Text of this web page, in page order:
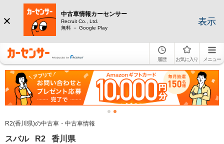
中古車情報カーセンサー
Recruit Co., Ltd.
無料 － Google Play
表示
履歴 お気に入り メニュー
R2(香川県)の中古車・中古車情報
スバル R2 香川県